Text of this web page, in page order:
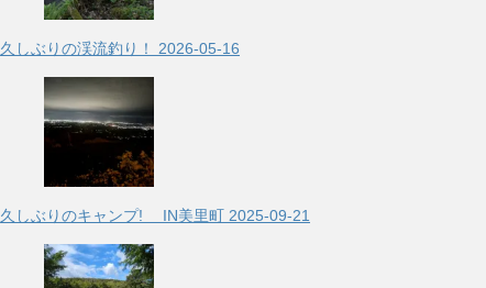
久しぶりの渓流釣り！ 2026-05-16
久しぶりのキャンプ! IN美里町 2025-09-21